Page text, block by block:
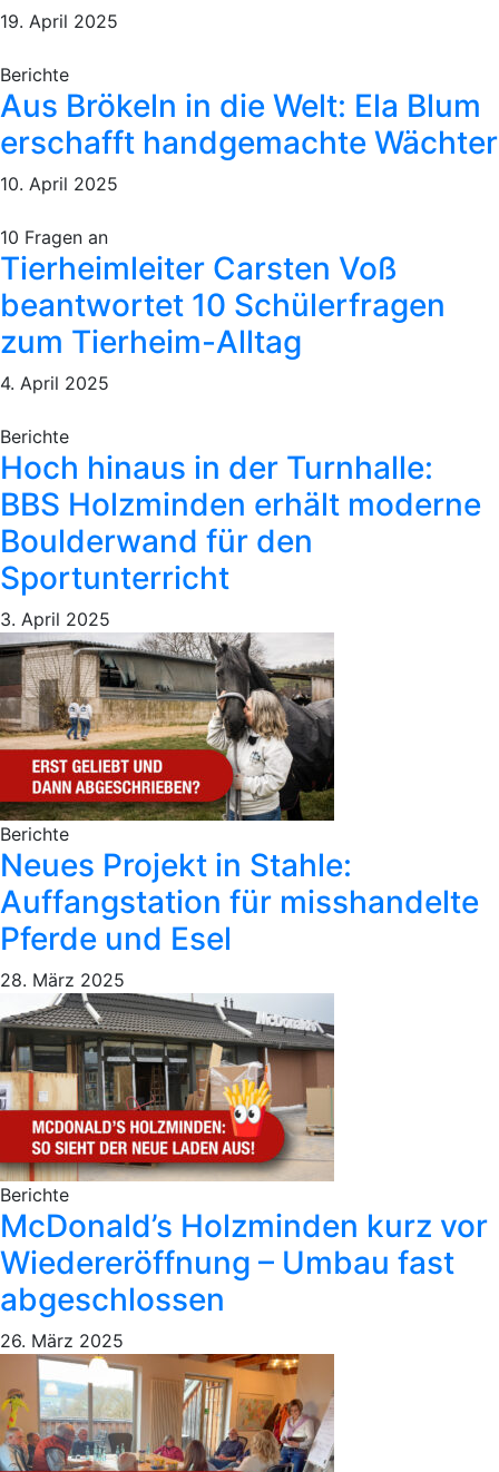
19. April 2025
Berichte
Aus Brökeln in die Welt: Ela Blum
erschafft handgemachte Wächter
10. April 2025
10 Fragen an
Tierheimleiter Carsten Voß
beantwortet 10 Schülerfragen
zum Tierheim-Alltag
4. April 2025
Berichte
Hoch hinaus in der Turnhalle:
BBS Holzminden erhält moderne
Boulderwand für den
Sportunterricht
3. April 2025
Berichte
Neues Projekt in Stahle:
Auffangstation für misshandelte
Pferde und Esel
28. März 2025
Berichte
McDonald’s Holzminden kurz vor
Wiedereröffnung – Umbau fast
abgeschlossen
26. März 2025